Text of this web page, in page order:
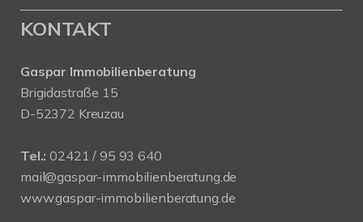
KONTAKT
Gaspar Immobilienberatung
Brigidastraße 15
D-52372 Kreuzau
Tel.: 02421 / 95 93 640
mail@gaspar-immobilienberatung.de
www.gaspar-immobilienberatung.de